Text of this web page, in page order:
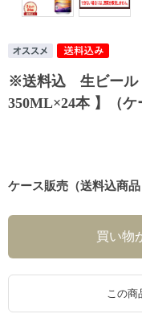
※送料込 生ビール
350ML×24本 】（ケ
ケース販売（送料込商品
この商